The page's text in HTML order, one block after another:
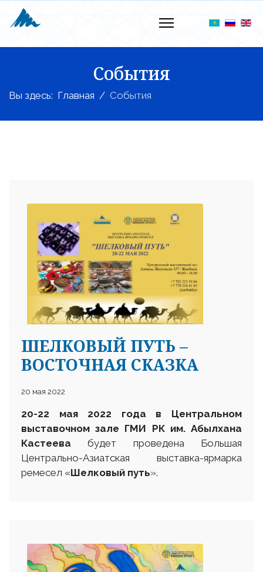
События
Вы здесь: Главная События
ШЕЛКОВЫЙ ПУТЬ –
ВОСТОЧНАЯ СКАЗКА
20 мая 2022
20-22 мая 2022 года в Центральном
выставочном зале ГМИ РК им. Абылхана
Кастеевабудет проведена
Большая
Центрально-Азиатская выставка-ярмарка
ремесел «Шелковый путь».